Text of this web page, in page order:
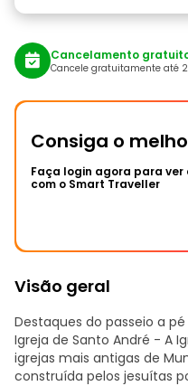
Cancelamento
Cancele gratuitamente até
Consiga o
Faça login agora para
com o Smart Traveller
Visão geral
Destaques do passeio a
Igreja de Santo André - A
igrejas mais antigas de
construída pelos jesuítas